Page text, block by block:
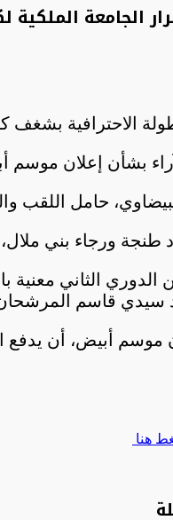
الجامعة
بشغف كبير،ما ستقرره
إعلان موسم أبيض أو استكمال
حامل اللقب
طنجة ورجاء بني
من الدوري الثاني
سيدي قاسم
أبيض، أن يدفع
هنا